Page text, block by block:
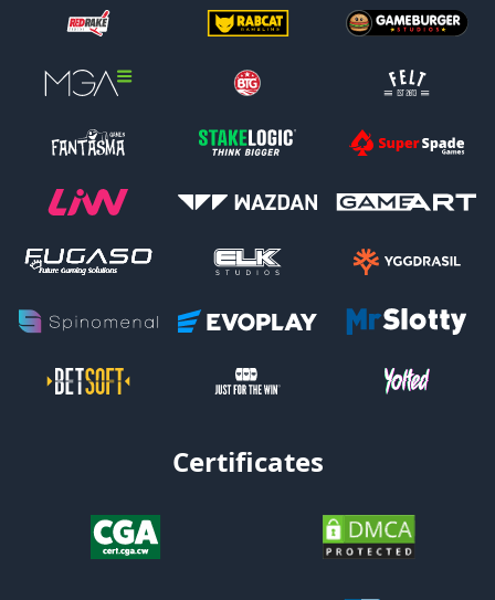
Certificates